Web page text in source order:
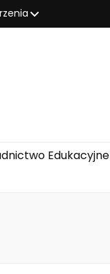
Edukacyjne